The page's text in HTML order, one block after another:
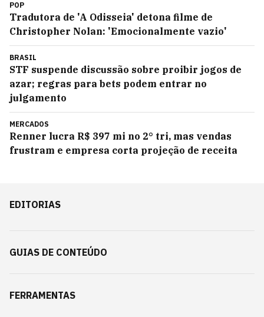
POP
Tradutora de 'A Odisseia' detona filme de
Christopher Nolan: 'Emocionalmente vazio'
BRASIL
STF suspende discussão sobre proibir jogos de
azar; regras para bets podem entrar no
julgamento
MERCADOS
Renner lucra R$ 397 mi no 2° tri, mas vendas
frustram e empresa corta projeção de receita
EDITORIAS
GUIAS DE CONTEÚDO
FERRAMENTAS